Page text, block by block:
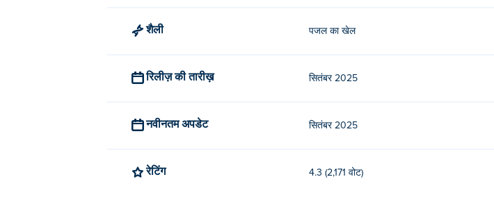
बी सॉर्ट बाय सैम को आपके कंप्यूटर और मोबाइल डिवाइस जैसे फोन और टैबलेट पर खेला जा सकता है।
शैली पजल का खेल
रिलीज़ की तारीख़ सितंबर 2025
नवीनतम अपडेट सितंबर 2025
रेटिंग 4.3 (2,171 वोट)